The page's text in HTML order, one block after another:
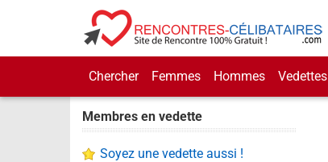
Chercher Femmes Hommes Vedettes
Membres en vedette
Soyez une vedette aussi !